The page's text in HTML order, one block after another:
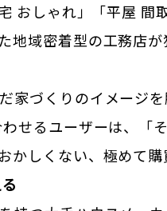
おしゃれ」「平屋
地域密着型の工務店
家づくりのイメージ
せるユーザーは、「
かしくない、極めて